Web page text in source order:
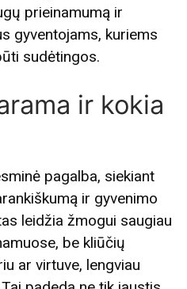
prieinamumą ir
gyventojams, kuriems
sudėtingos.
ir kokia
pagalba, siekiant
ir gyvenimo
leidžia žmogui saugiau
be kliūčių
ar virtuve, lengviau